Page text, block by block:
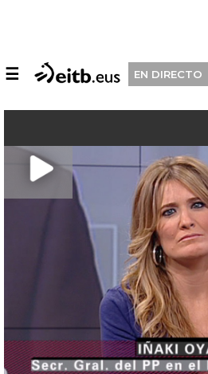
☰ EN DIRECTO